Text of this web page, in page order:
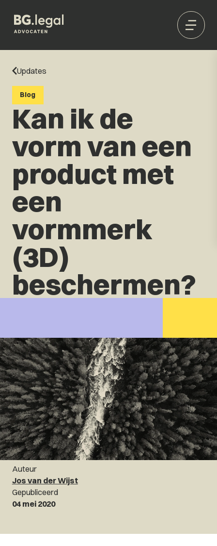
Updates
Blog
Kan ik de
vorm van een
product met
een
vormmerk
(3D)
beschermen?
Auteur
Jos van der Wijst
Gepubliceerd
04 mei 2020